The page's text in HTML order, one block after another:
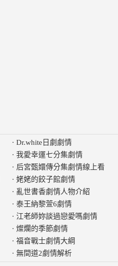
· Dr.white日劇劇情
· 我愛幸運七分集劇情
· 后宮甄嬛傳分集劇情線上看
· 姥姥的餃子館劇情
· 亂世書香劇情人物介紹
· 泰王納黎萱6劇情
· 江老師妳談過戀愛嗎劇情
· 燦爛的季節劇情
· 福音戰士劇情大綱
· 無間道2劇情解析